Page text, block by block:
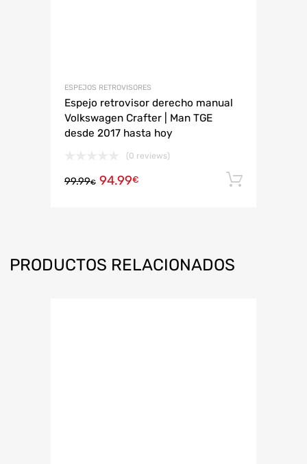
ESPEJOS RETROVISORES
Espejo retrovisor derecho manual
Volkswagen Crafter | Man TGE
desde 2017 hasta hoy
(0 reviews)
99.99€ 94.99€
PRODUCTOS RELACIONADOS